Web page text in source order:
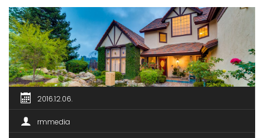
2016.12.06.
rmmedia